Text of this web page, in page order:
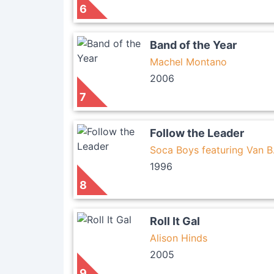
6
7
Band of the Year
Machel Montano
2006
8
Follow the Leader
Soca Boys featuring Van
1996
Roll It Gal
Alison Hinds
2005